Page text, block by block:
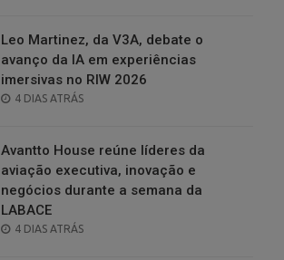
Leo Martinez, da V3A, debate o
avanço da IA em experiências
imersivas no RIW 2026
POSTED
4 DIAS ATRÁS
Avantto House reúne líderes da
aviação executiva, inovação e
negócios durante a semana da
LABACE
POSTED
4 DIAS ATRÁS